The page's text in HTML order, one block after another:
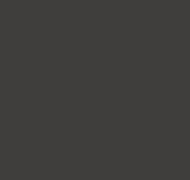
basis van